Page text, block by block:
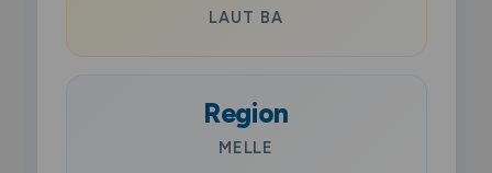
LAUT BA
Region
MELLE